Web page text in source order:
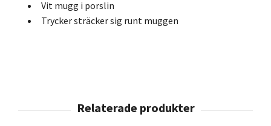
Vit mugg i porslin
Trycker sträcker sig runt muggen